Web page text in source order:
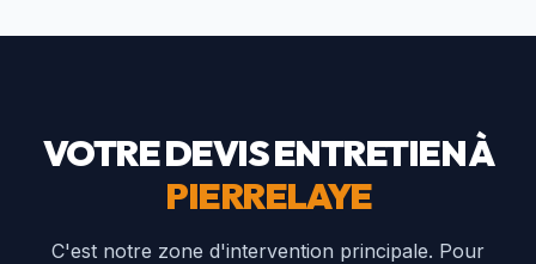
VOTRE DEVIS ENTRETIEN À
PIERRELAYE
C'est notre zone d'intervention principale. Pour